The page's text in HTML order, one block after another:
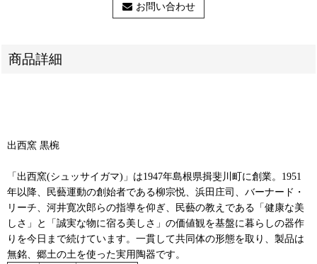
お問い合わせ
商品詳細
出西窯 黒椀
「出西窯(シュッサイガマ)」は1947年島根県揖斐川町に創業。1951
年以降、民藝運動の創始者である柳宗悦、浜田庄司、バーナード・
リーチ、河井寛次郎らの指導を仰ぎ、民藝の教えである「健康な美
しさ」と「誠実な物に宿る美しさ」の価値観を基盤に暮らしの器作
りを今日まで続けています。一貫して共同体の形態を取り、製品は
無銘、郷土の土を使った実用陶器です。